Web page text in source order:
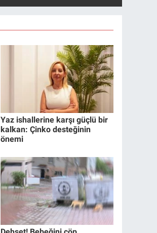
Yaz ishallerine karşı güçlü bir
kalkan: Çinko desteğinin
önemi